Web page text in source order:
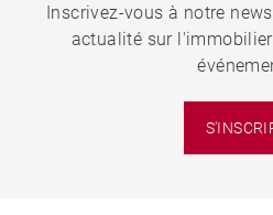
Inscrivez-vous à notre
actualité sur